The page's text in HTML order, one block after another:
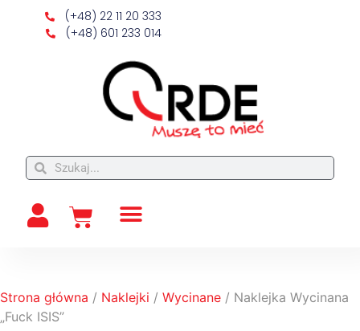
(+48) 22 11 20 333
(+48) 601 233 014
Strona główna / Naklejki / Wycinane / Naklejka Wycinana
„Fuck ISIS”